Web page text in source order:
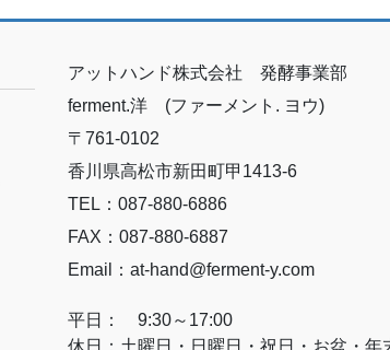
アットハンド株式会社 発酵事業部
ferment.洋 (ファーメント. ヨウ)
〒761-0102
香川県高松市新田町甲1413-6
TEL：087-880-6886
FAX：087-880-6887
Email：at-hand@ferment-y.com
平日： 9:30～17:00